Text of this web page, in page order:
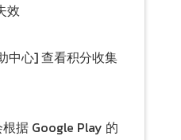
效
中心] 查看积分收集
据 Google Play 的